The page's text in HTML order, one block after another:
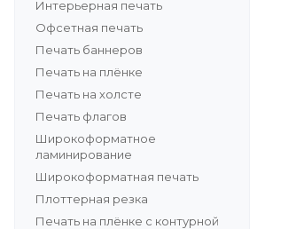
Интерьерная печать
Офсетная печать
Печать баннеров
Печать на плёнке
Печать на холсте
Печать флагов
Широкоформатное
ламинирование
Широкоформатная печать
Плоттерная резка
Печать на плёнке с контурной